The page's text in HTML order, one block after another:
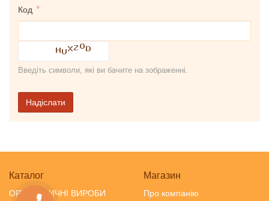
Код
Введіть символи, які ви бачите на зображенні.
Надіслати
Каталог
ОРТОПЕДИЧНІ ВИРОБИ
Магазин
Про компанію